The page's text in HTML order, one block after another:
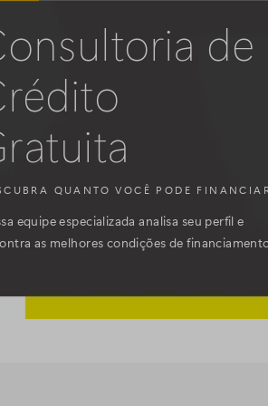
de
QUANTO VOCÊ PODE
equipe especializada analisa seu perfil e
as melhores condições de